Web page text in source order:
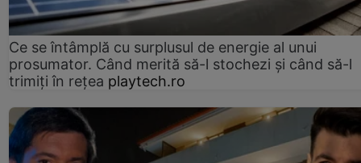
Ce se întâmplă cu surplusul de energie al unui
prosumator. Când merită să-l stochezi și când să-l
trimiți în rețea playtech.ro